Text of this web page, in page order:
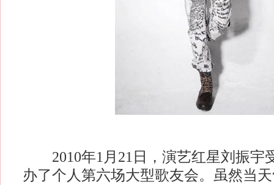
2010年1月21日，演艺红星刘振宇
办了个人第六场大型歌友会。虽然当